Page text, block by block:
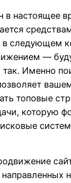
в настоящее
следующем
—
так. Именно
топовые
которую